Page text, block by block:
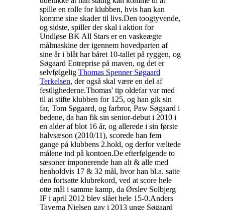
spille en rolle for klubben, hvis han kan
komme sine skader til livs.Den toogtyvende,
og sidste, spiller der skal i aktion for
Undløse BK All Stars er en vaskeægte
målmaskine der igennem hovedparten af
sine år i blåt har båret 10-tallet på ryggen, og
Søgaard Entreprise på maven, og det er
selvfølgelig Thomas Spenner Søgaard
Terkelsen, der også skal være en del af
festlighederne.Thomas' tip oldefar var med
til at stifte klubben for 125, og han gik sin
far, Tom Søgaard, og farbror, Paw Søgaard i
bedene, da han fik sin senior-debut i 2010 i
en alder af blot 16 år, og allerede i sin første
halvsæson (2010/11), scorede han fem
gange på klubbens 2.hold, og derfor væltede
målene ind på kontoen.De efterfølgende to
sæsoner imponerende han alt & alle med
henholdvis 17 & 32 mål, hvor han bl.a. satte
den fortsatte klubrekord, ved at score hele
otte mål i samme kamp, da Ørslev Solbjerg
IF i april 2012 blev slået hele 15-0.Anders
Taverna Nielsen gav i 2013 unge Søgaard